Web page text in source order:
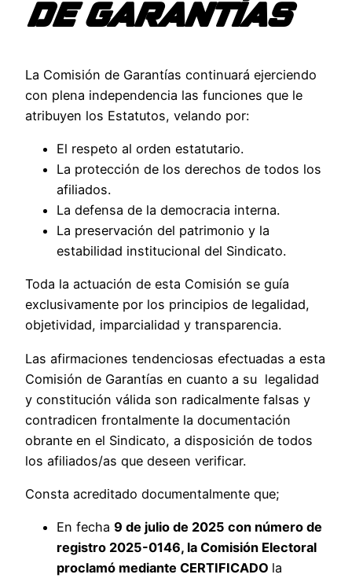
DE GARANTÍAS
La Comisión de Garantías continuará ejerciendo
con plena independencia las funciones que le
atribuyen los Estatutos, velando por:
El respeto al orden estatutario.
La protección de los derechos de todos los
afiliados.
La defensa de la democracia interna.
La preservación del patrimonio y la
estabilidad institucional del Sindicato.
Toda la actuación de esta Comisión se guía
exclusivamente por los principios de legalidad,
objetividad, imparcialidad y transparencia.
Las afirmaciones tendenciosas efectuadas a esta
Comisión de Garantías en cuanto a su legalidad
y constitución válida son radicalmente falsas y
contradicen frontalmente la documentación
obrante en el Sindicato, a disposición de todos
los afiliados/as que deseen verificar.
Consta acreditado documentalmente que;
En fecha 9 de julio de 2025 con número de
registro 2025-0146, la Comisión Electoral
proclamó mediante CERTIFICADO la